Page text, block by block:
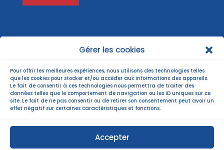
Gérer les cookies
Pour offrir les meilleures expériences, nous utilisons des technologies telles
que les cookies pour stocker et/ou accéder aux informations des appareils.
Le fait de consentir à ces technologies nous permettra de traiter des
données telles que le comportement de navigation ou les ID uniques sur ce
site. Le fait de ne pas consentir ou de retirer son consentement peut avoir un
effet négatif sur certaines caractéristiques et fonctions.
Accepter